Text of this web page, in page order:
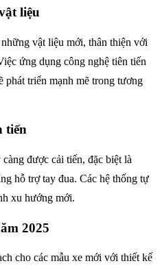
liệu
vật liệu mới, thân thiện với
ứng dụng công nghệ tiên tiến
triển mạnh mẽ trong tương
tiến
được cải tiến, đặc biệt là
hỗ trợ tay đua. Các hệ thống tự
xu hướng mới.
2025
cho các mẫu xe mới với thiết kế